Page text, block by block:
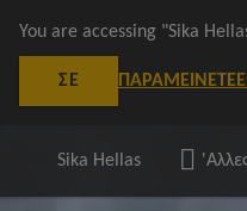
You are accessing "Sika
ΣΕ ΠΑΡΑΜΕΊΝΕΤΕ
Sika Hellas